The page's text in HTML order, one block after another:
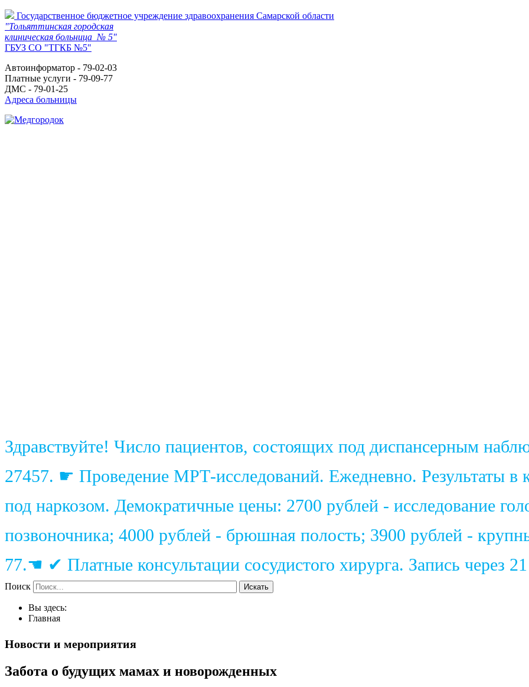
Государственное бюджетное учреждение здравоохранения Самарской области
"Тольяттинская городская
клиническая больница № 5"
ГБУЗ СО "ТГКБ №5"
Автоинформатор - 79-02-03
Платные услуги - 79-09-77
ДМС - 79-01-25
Адреса больницы
Здравствуйте! Число пациентов, состоящих под диспансерным
27457. ☛ Проведение МРТ-исследований. Ежедневно. Результаты в
под наркозом. Демократичные цены: 2700 рублей - исследование
позвоночника; 4000 рублей - брюшная полость; 3900 рублей -
77.☚ ✔ Платные консультации сосудистого хирурга. Запись через
Поиск Искать
Вы здесь:
Главная
Новости и мероприятия
Забота о будущих мамах и новорожденных